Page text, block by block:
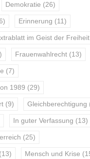
Demokratie (26)
Erinnerung (11)
im Geist der Freiheit
Frauenwahlrecht (13)
(7)
1989 (29)
(9) Gleichberechtigung
In guter Verfassung (13)
(25)
(13) Mensch und Krise